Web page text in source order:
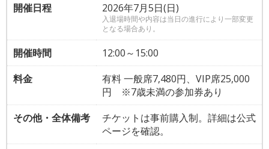
開催日程
2026年7月5日(日)
入退場時間や内容は当日の進行により一部変更
となる場合あり。
開催時間
12:00～15:00
料金
有料 一般席7,480円、VIP席25,000
円 ※7歳未満の参加券あり
その他・全体備考
チケットは事前購入制。詳細は公式
ページを確認。